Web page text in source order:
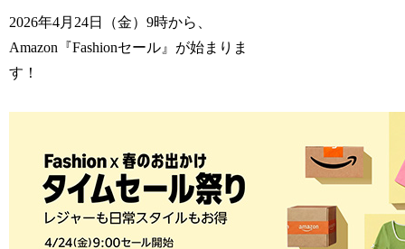
2026年4月24日（金）9時から、
Amazon『Fashionセール』が始まりま
す！